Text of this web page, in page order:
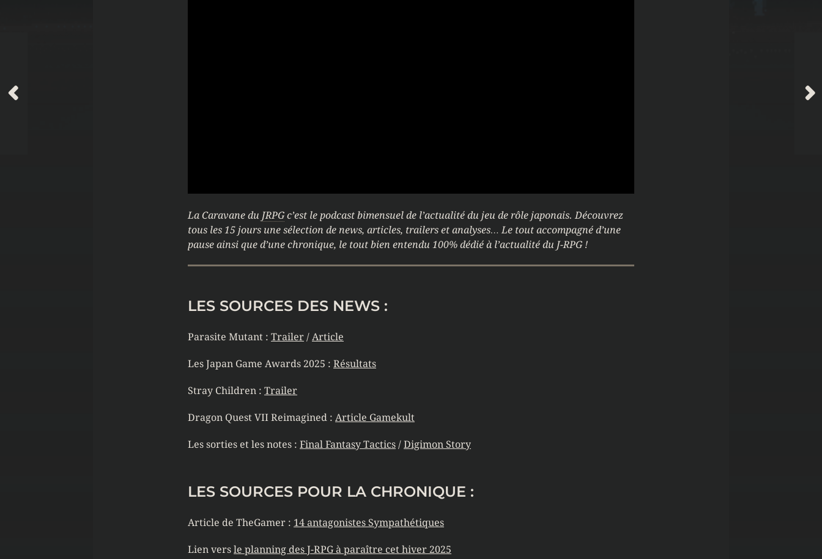
La Caravane du JRPG c’est le podcast bimensuel de l’actualité du jeu de rôle japonais. Découvrez
tous les 15 jours une sélection de news, articles, trailers et analyses… Le tout accompagné d’une
pause ainsi que d’une chronique, le tout bien entendu 100% dédié à l’actualité du J-RPG !
LES SOURCES DES NEWS :
Parasite Mutant : Trailer / Article
Les Japan Game Awards 2025 : Résultats
Stray Children : Trailer
Dragon Quest VII Reimagined : Article Gamekult
Les sorties et les notes : Final Fantasy Tactics / Digimon Story
LES SOURCES POUR LA CHRONIQUE :
Article de TheGamer : 14 antagonistes Sympathétiques
Lien vers le planning des J-RPG à paraître cet hiver 2025